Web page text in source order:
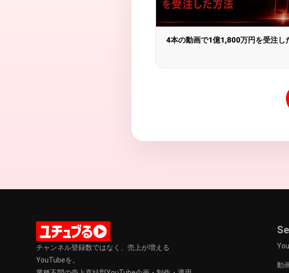
4本の動画で1億1,800万円を受注し
チャンネル登録数ではなく、売上が増える
YouTubeを。
動